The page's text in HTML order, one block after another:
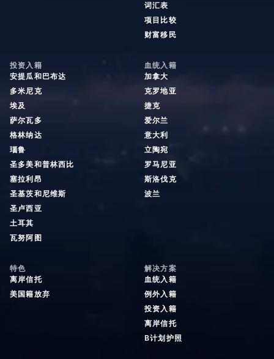
词汇表
项目比较
财富移民
投资入籍
安提瓜和巴布达
多米尼克
埃及
萨尔瓦多
格林纳达
瑙鲁
圣多美和普林西比
塞拉利昂
圣基茨和尼维斯
圣卢西亚
土耳其
瓦努阿图
血统入籍
加拿大
克罗地亚
捷克
爱尔兰
意大利
立陶宛
罗马尼亚
斯洛伐克
波兰
特色
离岸信托
美国籍放弃
解决方案
血统入籍
例外入籍
投资入籍
离岸信托
B计划护照